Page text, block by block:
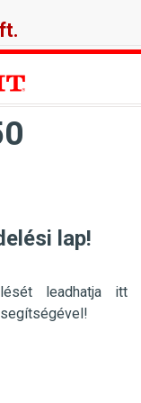
lap!
leadhatja itt